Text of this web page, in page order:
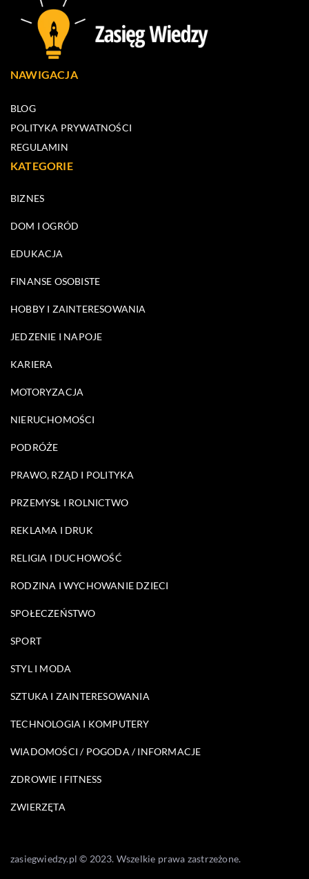
NAWIGACJA
BLOG
POLITYKA PRYWATNOŚCI
REGULAMIN
KATEGORIE
BIZNES
DOM I OGRÓD
EDUKACJA
FINANSE OSOBISTE
HOBBY I ZAINTERESOWANIA
JEDZENIE I NAPOJE
KARIERA
MOTORYZACJA
NIERUCHOMOŚCI
PODRÓŻE
PRAWO, RZĄD I POLITYKA
PRZEMYSŁ I ROLNICTWO
REKLAMA I DRUK
RELIGIA I DUCHOWOŚĆ
RODZINA I WYCHOWANIE DZIECI
SPOŁECZEŃSTWO
SPORT
STYL I MODA
SZTUKA I ZAINTERESOWANIA
TECHNOLOGIA I KOMPUTERY
WIADOMOŚCI / POGODA / INFORMACJE
ZDROWIE I FITNESS
ZWIERZĘTA
zasiegwiedzy.pl © 2023. Wszelkie prawa zastrzeżone.